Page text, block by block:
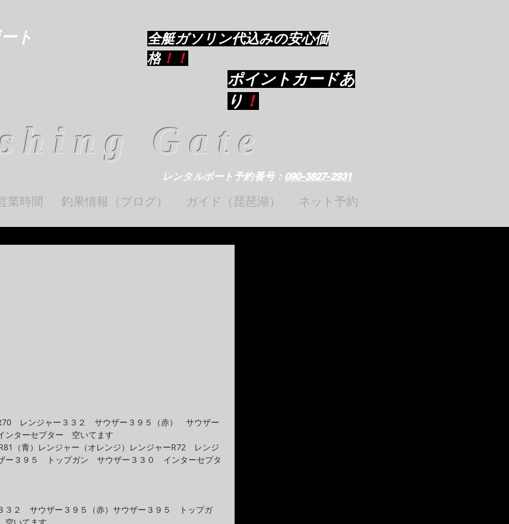
ト
​全艇ガソリン代込みの安心価
格 ！！
ポイントカードあ
り ！
Gate
レンタルボート予約番号： 090-3827-2931
業時間 釣果情報（ブログ） ガイド（琵琶湖） ネット予約
　レンジャー３３２　サウザー３９５（赤）　サウザー
ンターセプター　空いてます
（青）レンジャー（オレンジ）レンジャーR72　レンジ
３９５　トップガン　サウザー３３０　インターセプタ
２　サウザー３９５（赤）サウザー３９５　トップガ